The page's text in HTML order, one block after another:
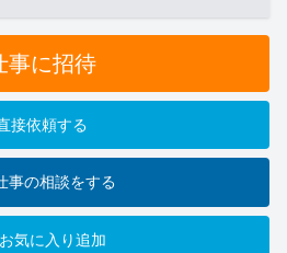
事に招待
接依頼する
事の相談をする
お気に入り追加